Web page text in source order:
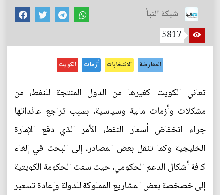
شبكة النبأ
5817
المعارضة الانتخابات أزمات الكويت
تعاني الكويت كغيرها من الدول المنتجة للنفط، من
مشكلات وأزمات مالية وسياسية، بسبب تراجع عائداتها
جراء انخفاض أسعار النفط، الأمر الذي دفع الإمارة
الخليجية وكما تنقل بعض المصادر، إلى البحث في إلغاء
كافة أشكال الدعم الحكومي، حيث سعت الحكومة الكويتية
إلى خصخصة بعض المشاريع المملوكة للدولة وإعادة تسعير